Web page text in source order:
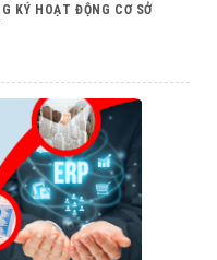
KÝ HOẠT ĐỘNG CƠ SỞ